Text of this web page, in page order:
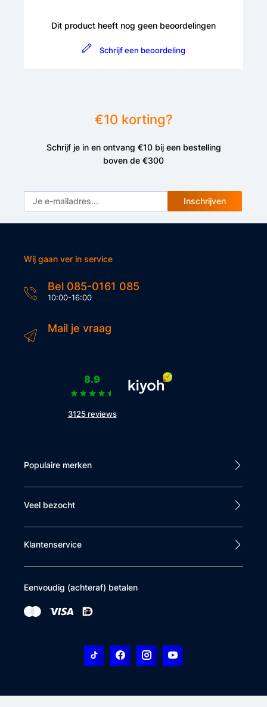
Dit product heeft nog geen beoordelingen
Schrijf een beoordeling
€10 korting?
Schrijf je in en ontvang €10 bij een bestelling
boven de €300
Inschrijven
Wij gaan ver in service
Bel 085-0161 085
10:00-16:00
Mail je vraag
8.9
3125 reviews
Populaire merken
Veel bezocht
Klantenservice
Eenvoudig (achteraf) betalen